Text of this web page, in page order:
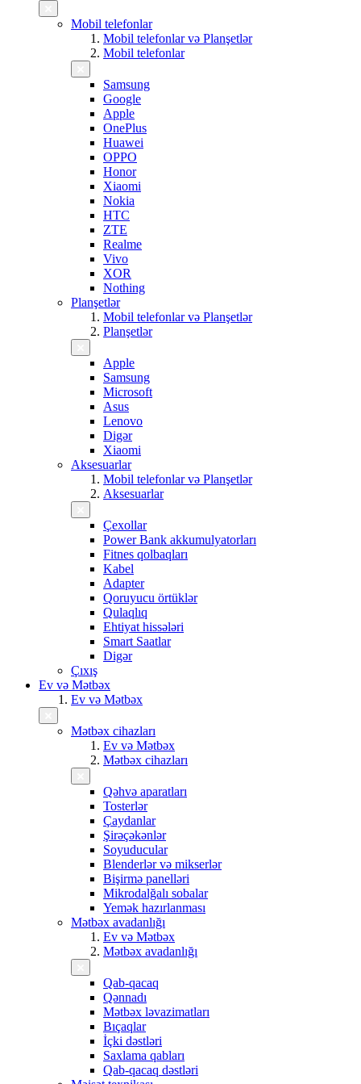
Mobil telefonlar
Mobil telefonlar və Planşetlər
Mobil telefonlar
Samsung
Google
Apple
OnePlus
Huawei
OPPO
Honor
Xiaomi
Nokia
HTC
ZTE
Realme
Vivo
XOR
Nothing
Planşetlər
Mobil telefonlar və Planşetlər
Planşetlər
Apple
Samsung
Microsoft
Asus
Lenovo
Digər
Xiaomi
Aksesuarlar
Mobil telefonlar və Planşetlər
Aksesuarlar
Çexollar
Power Bank akkumulyatorları
Fitnes qolbaqları
Kabel
Adapter
Qoruyucu örtüklər
Qulaqlıq
Ehtiyat hissələri
Smart Saatlar
Digər
Çıxış
Ev və Mətbəx
Ev və Mətbəx
Mətbəx cihazları
Ev və Mətbəx
Mətbəx cihazları
Qəhvə aparatları
Tosterlər
Çaydanlar
Şirəçəkənlər
Soyuducular
Blenderlər və mikserlər
Bişirmə panelləri
Mikrodalğalı sobalar
Yemək hazırlanması
Mətbəx avadanlığı
Ev və Mətbəx
Mətbəx avadanlığı
Qab-qacaq
Qənnadı
Mətbəx ləvazimatları
Bıçaqlar
İçki dəstləri
Saxlama qabları
Qab-qacaq dəstləri